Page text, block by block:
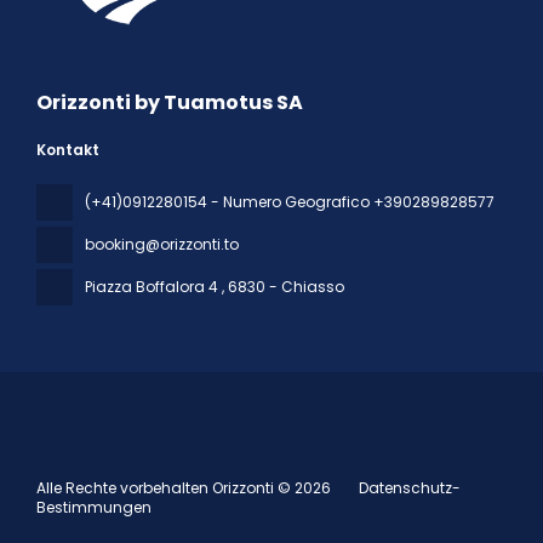
Orizzonti by Tuamotus SA
Kontakt
(+41)0912280154 - Numero Geografico +390289828577
booking@orizzonti.to
Piazza Boffalora 4, 6830 - Chiasso
Alle Rechte vorbehalten Orizzonti © 2026
Datenschutz-
Bestimmungen